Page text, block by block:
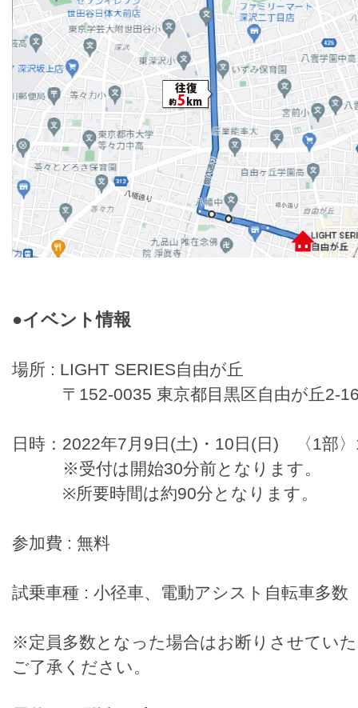
●イベント情報
場所 : LIGHT SERIES自由が丘
〒152-0035 東京都目黒区自由が丘2-
日時：2022年7月9日(土)・10日(日) 〈1部
※受付は開始30分前となります。
※所要時間は約90分となります。
参加費 : 無料
試乗車種 : 小径車、電動アシスト自転車多数
※定員多数となった場合はお断りさせてい
ご了承ください。